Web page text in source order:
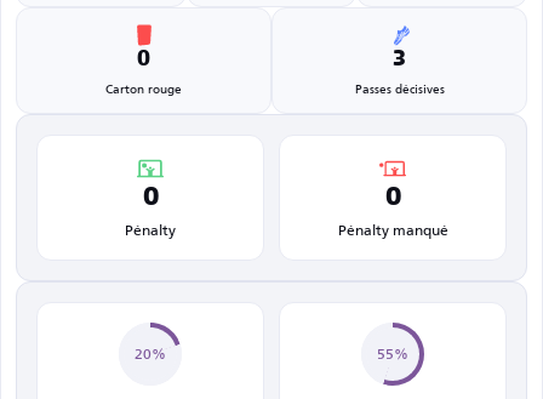
0
Carton rouge
3
Passes décisives
0
Pénalty
0
Pénalty manqué
20% 55%